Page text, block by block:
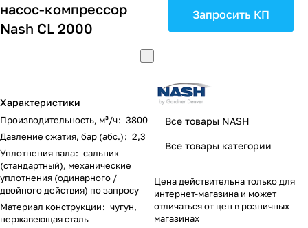
насос-компрессор
Nash CL 2000
Характеристики
Производительность, м³/ч: 3800
Давление сжатия, бар (абс.): 2,3
Уплотнения вала: сальник
(стандартный), механические
уплотнения (одинарного /
двойного действия) по запросу
Материал конструкции: чугун,
нержавеющая сталь
Запросить КП
Все товары NASH
Все товары категории
Цена действительна только для
интернет-магазина и может
отличаться от цен в розничных
магазинах